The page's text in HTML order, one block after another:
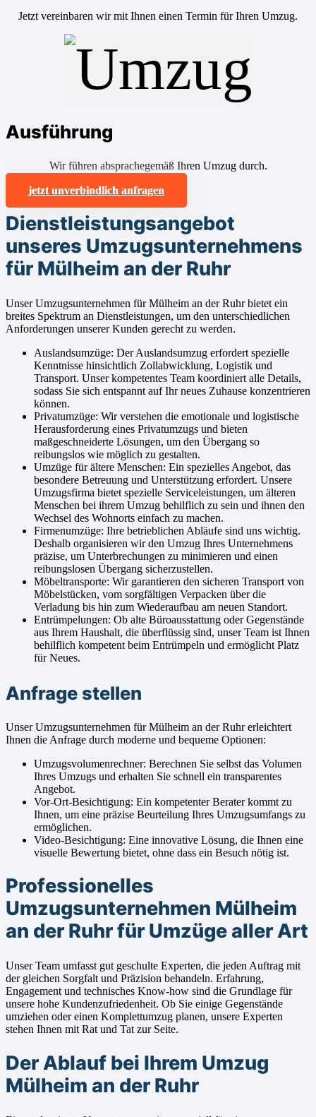
Jetzt vereinbaren wir mit Ihnen einen Termin für Ihren Umzug.
Ausführung
Wir führen absprachegemäß Ihren Umzug durch.
jetzt unverbindlich anfragen
Dienstleistungsangebot
unseres Umzugsunternehmens
für Mülheim an der Ruhr
Unser Umzugsunternehmen für Mülheim an der Ruhr bietet ein
breites Spektrum an Dienstleistungen, um den unterschiedlichen
Anforderungen unserer Kunden gerecht zu werden.
Auslandsumzüge: Der Auslandsumzug erfordert spezielle
Kenntnisse hinsichtlich Zollabwicklung, Logistik und
Transport. Unser kompetentes Team koordiniert alle Details,
sodass Sie sich entspannt auf Ihr neues Zuhause konzentrieren
können.
Privatumzüge: Wir verstehen die emotionale und logistische
Herausforderung eines Privatumzugs und bieten
maßgeschneiderte Lösungen, um den Übergang so
reibungslos wie möglich zu gestalten.
Umzüge für ältere Menschen: Ein spezielles Angebot, das
besondere Betreuung und Unterstützung erfordert. Unsere
Umzugsfirma bietet spezielle Serviceleistungen, um älteren
Menschen bei ihrem Umzug behilflich zu sein und ihnen den
Wechsel des Wohnorts einfach zu machen.
Firmenumzüge: Ihre betrieblichen Abläufe sind uns wichtig.
Deshalb organisieren wir den Umzug Ihres Unternehmens
präzise, um Unterbrechungen zu minimieren und einen
reibungslosen Übergang sicherzustellen.
Möbeltransporte: Wir garantieren den sicheren Transport von
Möbelstücken, vom sorgfältigen Verpacken über die
Verladung bis hin zum Wiederaufbau am neuen Standort.
Entrümpelungen: Ob alte Büroausstattung oder Gegenstände
aus Ihrem Haushalt, die überflüssig sind, unser Team ist Ihnen
behilflich kompetent beim Entrümpeln und ermöglicht Platz
für Neues.
Anfrage stellen
Unser Umzugsunternehmen für Mülheim an der Ruhr erleichtert
Ihnen die Anfrage durch moderne und bequeme Optionen:
Umzugsvolumenrechner: Berechnen Sie selbst das Volumen
Ihres Umzugs und erhalten Sie schnell ein transparentes
Angebot.
Vor-Ort-Besichtigung: Ein kompetenter Berater kommt zu
Ihnen, um eine präzise Beurteilung Ihres Umzugsumfangs zu
ermöglichen.
Video-Besichtigung: Eine innovative Lösung, die Ihnen eine
visuelle Bewertung bietet, ohne dass ein Besuch nötig ist.
Professionelles
Umzugsunternehmen Mülheim
an der Ruhr für Umzüge aller Art
Unser Team umfasst gut geschulte Experten, die jeden Auftrag mit
der gleichen Sorgfalt und Präzision behandeln. Erfahrung,
Engagement und technisches Know-how sind die Grundlage für
unsere hohe Kundenzufriedenheit. Ob Sie einige Gegenstände
umziehen oder einen Komplettumzug planen, unsere Experten
stehen Ihnen mit Rat und Tat zur Seite.
Der Ablauf bei Ihrem Umzug
Mülheim an der Ruhr